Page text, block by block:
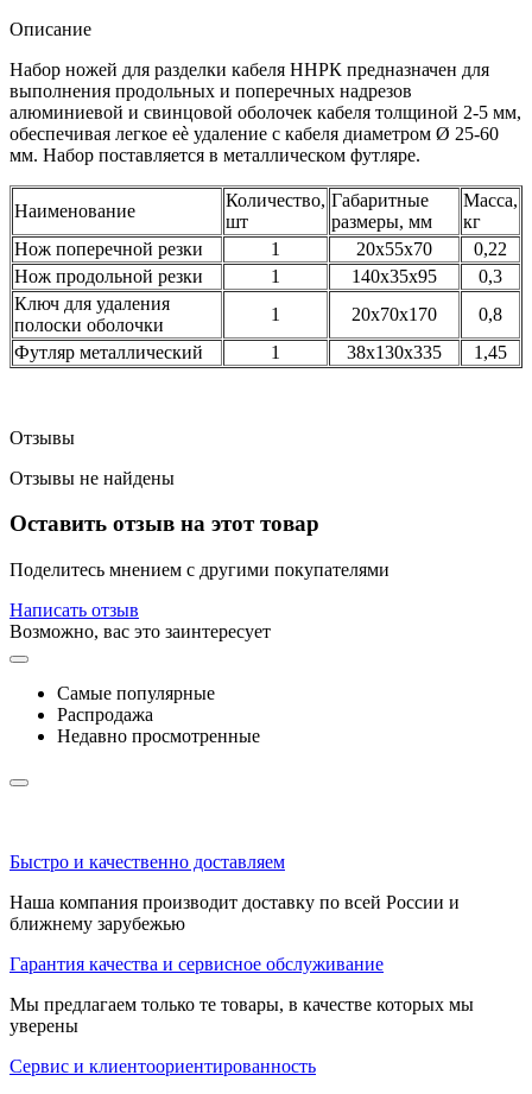
Описание
Набор ножей для разделки кабеля ННРК предназначен для
выполнения продольных и поперечных надрезов
алюминиевой и свинцовой оболочек кабеля толщиной 2-5 мм,
обеспечивая легкое еѐ удаление с кабеля диаметром Ø 25-60
мм. Набор поставляется в металлическом футляре.
Наименование
Количество,
шт
Габаритные
размеры, мм
Масса,
кг
Нож поперечной резки
1 20x55x70
0,22
Нож продольной резки
1 140x35x95
0,3
Ключ для удаления
полоски оболочки
1 20x70x170
0,8
Футляр металлический
1 38x130x335 1,45
Отзывы
Отзывы не найдены
Оставить отзыв на этот товар
Поделитесь мнением с другими покупателями
Написать отзыв
Возможно, вас это заинтересует
Самые популярные
Распродажа
Недавно просмотренные
Быстро и качественно доставляем
Наша компания производит доставку по всей России и
ближнему зарубежью
Гарантия качества и сервисное обслуживание
Мы предлагаем только те товары, в качестве которых мы
уверены
Сервис и клиентоориентированность